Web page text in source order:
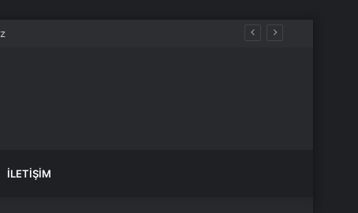
İLETIŞIM